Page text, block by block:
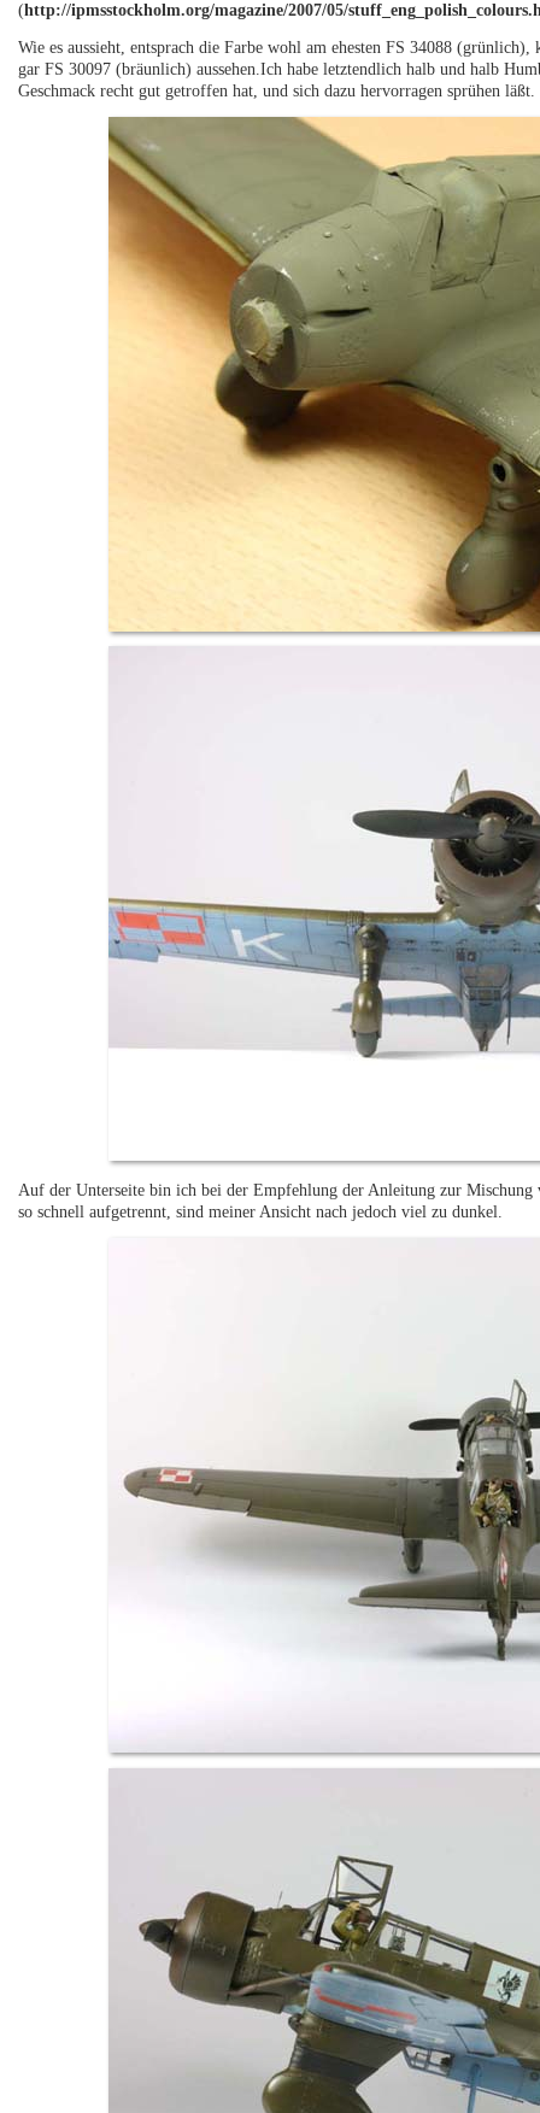
(http://ipmsstockholm.org/magazine/2007/05/
Wie es aussieht, entsprach die Farbe wohl am ehesten FS 34088
gar FS 30097 (bräunlich) aussehen.Ich habe letztendlich halb und halb
Geschmack recht gut getroffen hat, und sich dazu hervorragen sprühen läßt.
Auf der Unterseite bin ich bei der Empfehlung der Anleitung zur Mischung
so schnell aufgetrennt, sind meiner Ansicht nach jedoch viel zu dunkel.